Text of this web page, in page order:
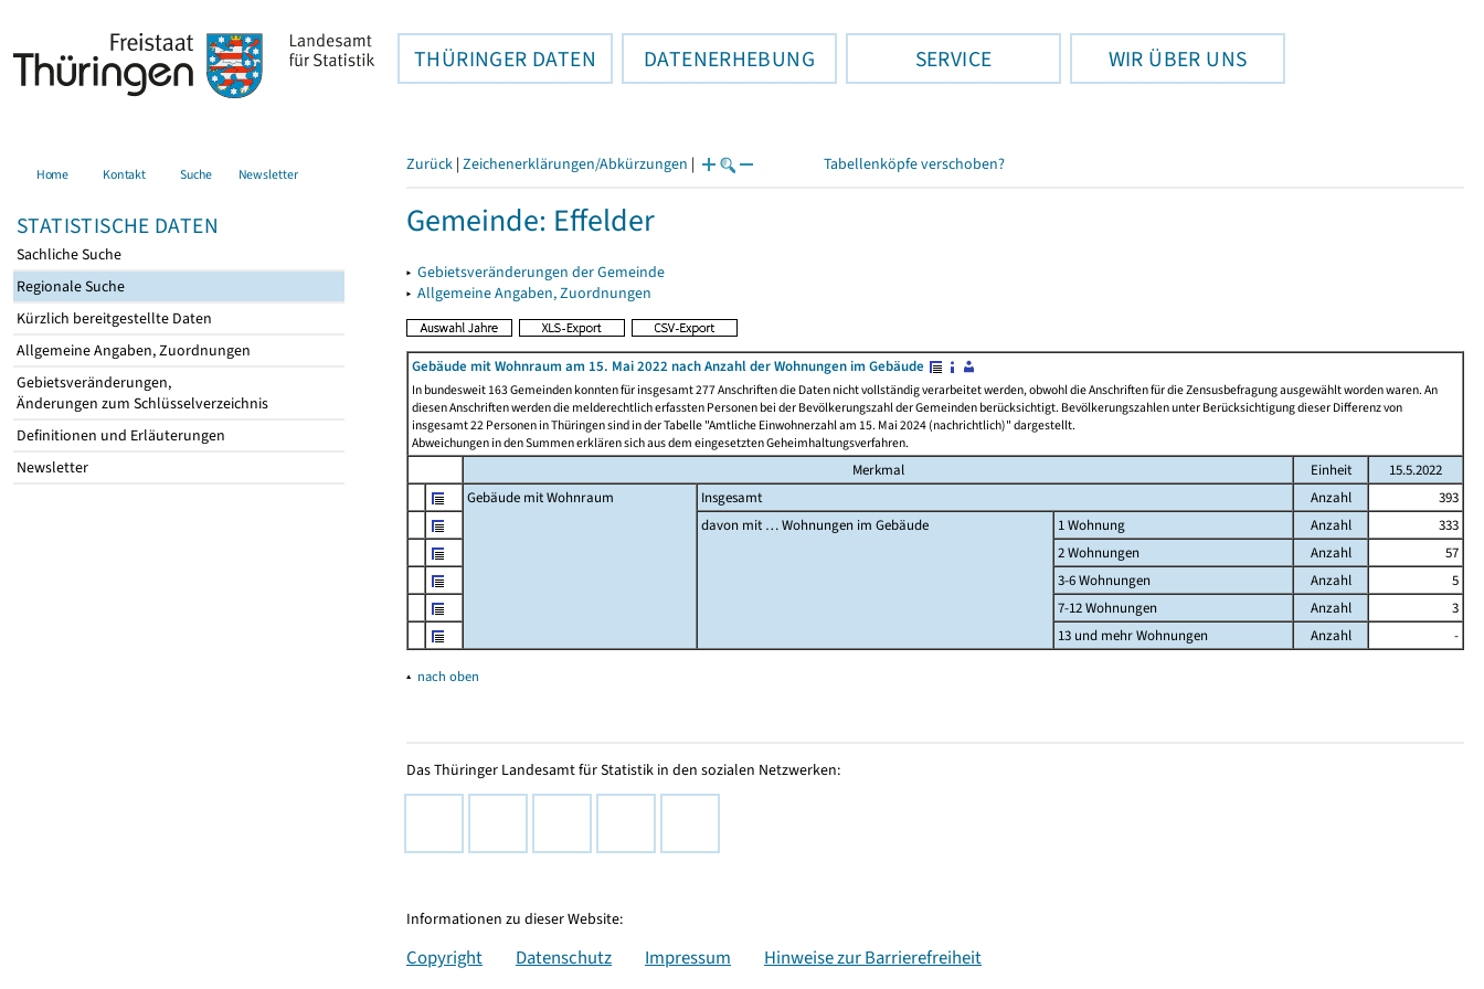
THÜRINGER DATEN DATENERHEBUNG SERVICE WIR ÜBER UNS
Home Kontakt Suche Newsletter
STATISTISCHE DATEN
Sachliche Suche
Regionale Suche
Kürzlich bereitgestellte Daten
Allgemeine Angaben, Zuordnungen
Gebietsveränderungen,
Änderungen zum Schlüsselverzeichnis
Definitionen und Erläuterungen
Newsletter
Zurück | Zeichenerklärungen/Abkürzungen | Tabellenköpfe verschoben?
Gemeinde: Effelder
▸ Gebietsveränderungen der Gemeinde
▸ Allgemeine Angaben, Zuordnungen
Gebäude mit Wohnraum am 15. Mai 2022 nach Anzahl der Wohnungen im Gebäude
In bundesweit 163 Gemeinden konnten für insgesamt 277 Anschriften die Daten nicht vollständig verarbeitet werden, obwohl die Anschriften für die Zensusbefragung ausgewählt worden waren. An
diesen Anschriften werden die melderechtlich erfassten Personen bei der Bevölkerungszahl der Gemeinden berücksichtigt. Bevölkerungszahlen unter Berücksichtigung dieser Differenz von
insgesamt 22 Personen in Thüringen sind in der Tabelle "Amtliche Einwohnerzahl am 15. Mai 2024 (nachrichtlich)" dargestellt.
Abweichungen in den Summen erklären sich aus dem eingesetzten Geheimhaltungsverfahren.
Merkmal Einheit
15.5.2022
Gebäude mit Wohnraum
Insgesamt Anzahl
393
davon mit … Wohnungen im Gebäude
1 Wohnung Anzahl
333
2 Wohnungen
Anzahl
57
3-6 Wohnungen
Anzahl
5
7-12 Wohnungen
Anzahl
3
13 und mehr Wohnungen
Anzahl -
▴ nach oben
Das Thüringer Landesamt für Statistik in den sozialen Netzwerken:
Informationen zu dieser Website:
Copyright Datenschutz Impressum Hinweise zur Barrierefreiheit